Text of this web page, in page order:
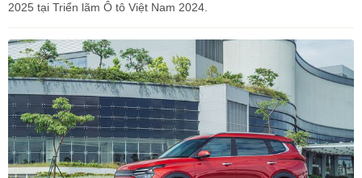
2025 tại Triển lãm Ô tô Việt Nam 2024.